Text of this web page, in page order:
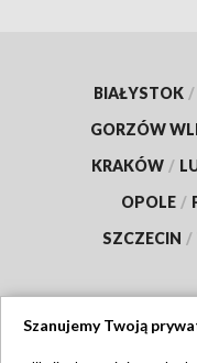
BIAŁYSTOK /
GORZÓW
KRAKÓW /
OPOLE /
SZCZECIN /
Szanujemy Twoją